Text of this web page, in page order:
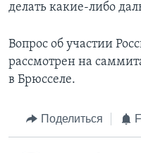
делать какие-либо
Вопрос об участии
рассмотрен на
в Брюсселе.
Поделиться